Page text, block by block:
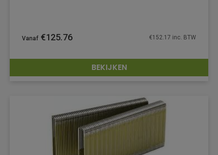
DETAILS
€125.76 €152.17 inc. BTW
BEKIJKEN